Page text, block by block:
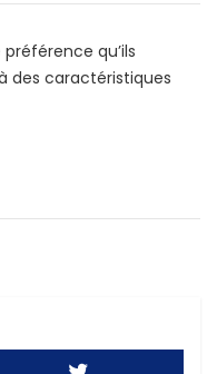
qu’ils
des caractéristiques